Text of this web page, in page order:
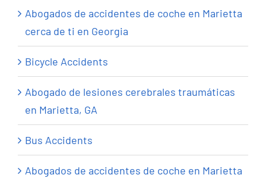
Abogados de accidentes de coche en Marietta
cerca de ti en Georgia
Bicycle Accidents
Abogado de lesiones cerebrales traumáticas
en Marietta, GA
Bus Accidents
Abogados de accidentes de coche en Marietta